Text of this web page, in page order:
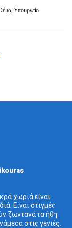
, Υπουργείο
χωριά είναι
Είναι στιγμές
ζωντανά τα ήθη
στις γενιές.